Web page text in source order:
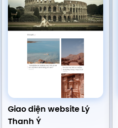
Giao diện website Lý
Thanh Ý